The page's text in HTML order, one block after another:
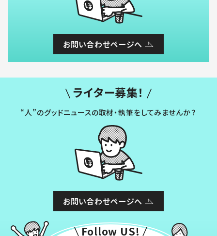
お問い合わせページへ
ライター募集！
“人”のグッドニュースの取材・執筆をしてみませんか？
お問い合わせページへ
Follow US!